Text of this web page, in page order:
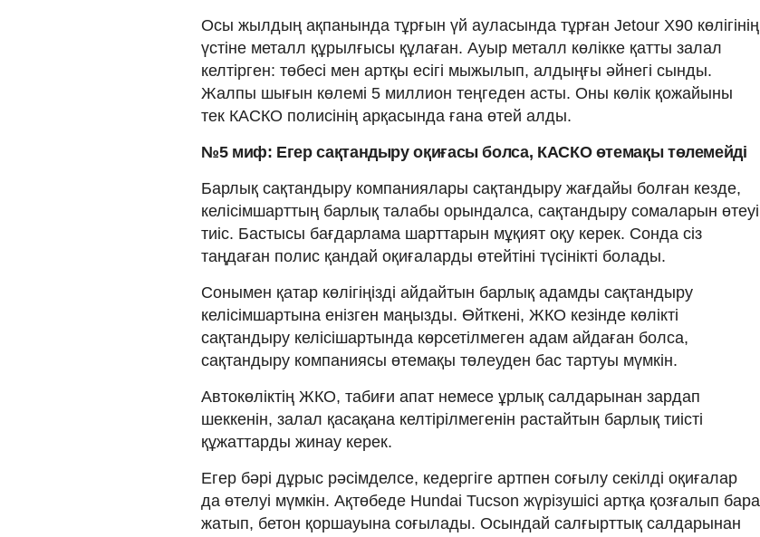
Осы жылдың ақпанында тұрғын үй ауласында тұрған Jetour X90 көлігінің
үстіне металл құрылғысы құлаған. Ауыр металл көлікке қатты залал
келтірген: төбесі мен артқы есігі мыжылып, алдыңғы әйнегі сынды.
Жалпы шығын көлемі 5 миллион теңгеден асты. Оны көлік қожайыны
тек КАСКО полисінің арқасында ғана өтей алды.
№5 миф: Егер сақтандыру оқиғасы болса, КАСКО өтемақы төлемейді
Барлық сақтандыру компаниялары сақтандыру жағдайы болған кезде,
келісімшарттың барлық талабы орындалса, сақтандыру сомаларын өтеуі
тиіс. Бастысы бағдарлама шарттарын мұқият оқу керек. Сонда сіз
таңдаған полис қандай оқиғаларды өтейтіні түсінікті болады.
Сонымен қатар көлігіңізді айдайтын барлық адамды сақтандыру
келісімшартына енізген маңызды. Өйткені, ЖКО кезінде көлікті
сақтандыру келісішартында көрсетілмеген адам айдаған болса,
сақтандыру компаниясы өтемақы төлеуден бас тартуы мүмкін.
Автокөліктің ЖКО, табиғи апат немесе ұрлық салдарынан зардап
шеккенін, залал қасақана келтірілмегенін растайтын барлық тиісті
құжаттарды жинау керек.
Егер бәрі дұрыс рәсімделсе, кедергіге артпен соғылу секілді оқиғалар
да өтелуі мүмкін. Ақтөбеде Hundai Tucson жүрізушісі артқа қозғалып бара
жатып, бетон қоршауына соғылады. Осындай салғырттық салдарынан